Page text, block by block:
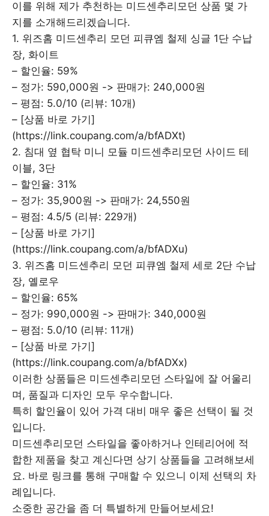
이를 위해 제가 추천하는 미드센추리모던 상품 몇 가
지를 소개해드리겠습니다.
1. 위즈홈 미드센추리 모던 피큐엠 철제 싱글 1단 수납
장, 화이트
– 할인율: 59%
– 정가: 590,000원 -> 판매가: 240,000원
– 평점: 5.0/10 (리뷰: 10개)
– [상품 바로 가기]
(https://link.coupang.com/a/bfADXt)
2. 침대 옆 협탁 미니 모듈 미드센추리모던 사이드 테
이블, 3단
– 할인율: 31%
– 정가: 35,900원 -> 판매가: 24,550원
– 평점: 4.5/5 (리뷰: 229개)
– [상품 바로 가기]
(https://link.coupang.com/a/bfADXu)
3. 위즈홈 미드센추리 모던 피큐엠 철제 세로 2단 수납
장, 옐로우
– 할인율: 65%
– 정가: 990,000원 -> 판매가: 340,000원
– 평점: 5.0/10 (리뷰: 11개)
– [상품 바로 가기]
(https://link.coupang.com/a/bfADXx)
이러한 상품들은 미드센추리모던 스타일에 잘 어울리
며, 품질과 디자인 모두 우수합니다.
특히 할인율이 있어 가격 대비 매우 좋은 선택이 될 것
입니다.
미드센추리모던 스타일을 좋아하거나 인테리어에 적
합한 제품을 찾고 계신다면 상기 상품들을 고려해보세
요. 바로 링크를 통해 구매할 수 있으니 이제 선택의 차
례입니다.
소중한 공간을 좀 더 특별하게 만들어보세요!